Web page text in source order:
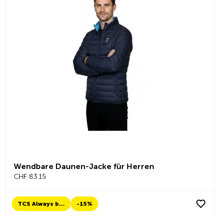
Wendbare Daunen-Jacke für Herren
CHF 83.15
TCS Always by my side -15%